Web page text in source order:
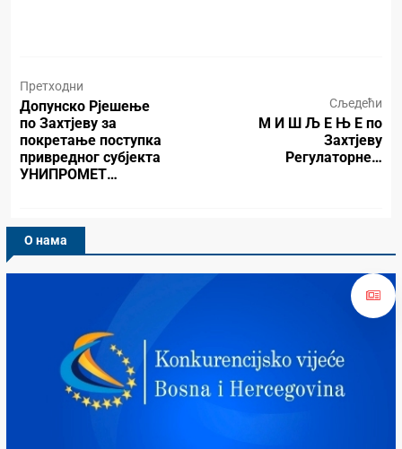
Претходни
Допунско Рјешење
по Захтјеву за
покретање поступка
привредног субјекта
УНИПРОМЕТ…
Сљедећи
М И Ш Љ Е Њ Е по
Захтјеву
Регулаторне…
О нама